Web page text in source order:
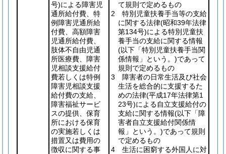
号)による障害児
通所給付費、特
例障害児通所給
付費、高額障害
児通所給付費、
肢体不自由児通
所医療費、障害
児相談支援給付
費若しくは特例
障害児相談支援
給付費の支給、
障害福祉サービ
スの提供、保育
所における保育
の実施若しくは
措置又は費用の
徴収に関する事
て規則で定めるもの
2 特別児童扶養手当等の支給
に関する法律(昭和39年法律
第134号)による特別児童扶
養手当の支給に関する情報
(以下「特別児童扶養手当関
係情報」という。)であって
規則で定めるもの
3 障害者の日常生活及び社会
生活を総合的に支援するた
めの法律(平成17年法律第1
23号)による自立支援給付の
支給に関する情報(以下「障
害者自立支援給付関係情
報」という。)であって規則
で定めるもの
4 生活に困窮する外国人に対